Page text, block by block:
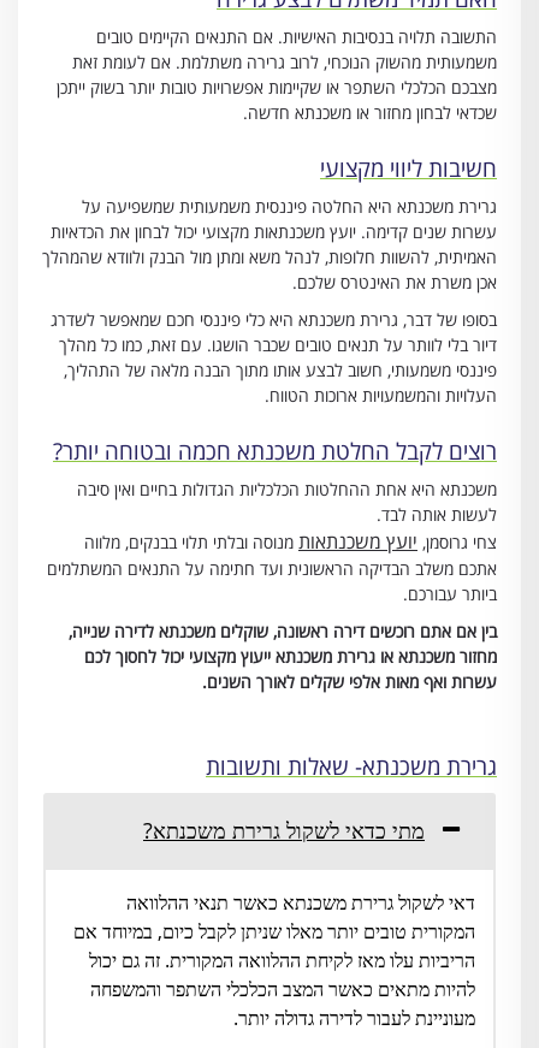
התשובה תלויה בנסיבות האישיות. אם התנאים הקיימים טובים
משמעותית מהשוק הנוכחי, לרוב גרירה משתלמת. אם לעומת זאת
מצבכם הכלכלי השתפר או שקיימות אפשרויות טובות יותר בשוק ייתכן
שכדאי לבחון מחזור או משכנתא חדשה.
חשיבות ליווי מקצועי
גרירת משכנתא היא החלטה פיננסית משמעותית שמשפיעה על
עשרות שנים קדימה. יועץ משכנתאות מקצועי יכול לבחון את הכדאיות
האמיתית, להשוות חלופות, לנהל משא ומתן מול הבנק ולוודא שהמהלך
אכן משרת את האינטרס שלכם.
בסופו של דבר, גרירת משכנתא היא כלי פיננסי חכם שמאפשר לשדרג
דיור בלי לוותר על תנאים טובים שכבר הושגו. עם זאת, כמו כל מהלך
פיננסי משמעותי, חשוב לבצע אותו מתוך הבנה מלאה של התהליך,
העלויות והמשמעויות ארוכות הטווח.
רוצים לקבל החלטת משכנתא חכמה ובטוחה יותר?
משכנתא היא אחת ההחלטות הכלכליות הגדולות בחיים ואין סיבה
לעשות אותה לבד.
צחי גרוסמן, יועץ משכנתאות מנוסה ובלתי תלוי בבנקים, מלווה
אתכם משלב הבדיקה הראשונית ועד חתימה על התנאים המשתלמים
ביותר עבורכם.
בין אם אתם רוכשים דירה ראשונה, שוקלים משכנתא לדירה שנייה,
מחזור משכנתא או גרירת משכנתא ייעוץ מקצועי יכול לחסוך לכם
עשרות ואף מאות אלפי שקלים לאורך השנים.
גרירת משכנתא- שאלות ותשובות
מתי כדאי לשקול גרירת משכנתא?
דאי לשקול גרירת משכנתא כאשר תנאי ההלוואה
המקורית טובים יותר מאלו שניתן לקבל כיום, במיוחד אם
הריביות עלו מאז לקיחת ההלוואה המקורית. זה גם יכול
להיות מתאים כאשר המצב הכלכלי השתפר והמשפחה
מעוניינת לעבור לדירה גדולה יותר.